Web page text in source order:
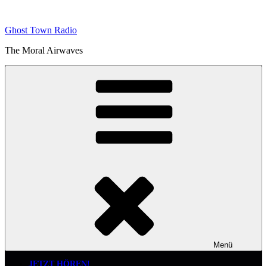
springen
Ghost Town Radio
The Moral Airwaves
Menü
JETZT HÖREN!